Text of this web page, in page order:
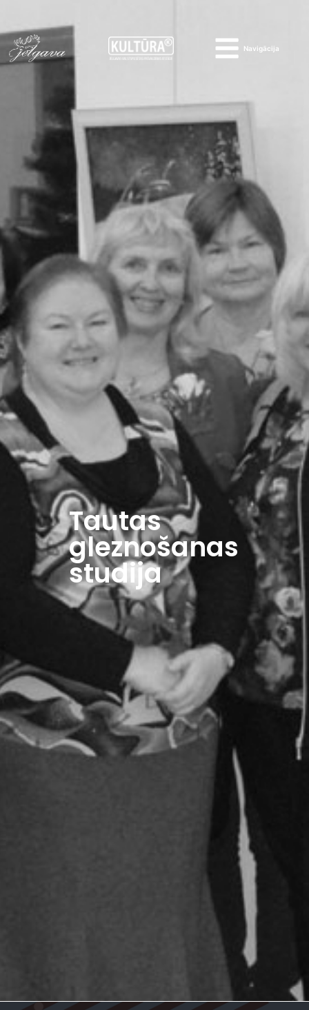
Navigācija
Tautas
gleznošanas
studija